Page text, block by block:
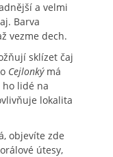
a velmi
Barva
vezme dech.
sklízet čaj
Cejlonkýmá
lidé na
lokalita
objevíte zde
útesy,